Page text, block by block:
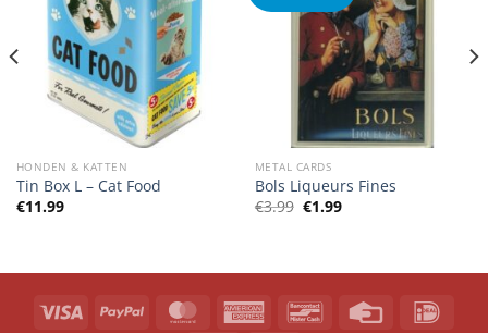
HONDEN & KATTEN
Tin Box L – Cat Food
€11.99
METAL CARDS
Bols Liqueurs Fines
€3.99 Oorspronkelijke
prijs
€1.99Huidige